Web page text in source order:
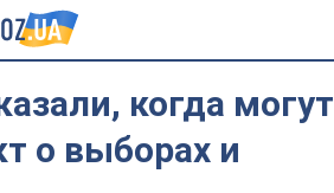
когда могут
о выборах и